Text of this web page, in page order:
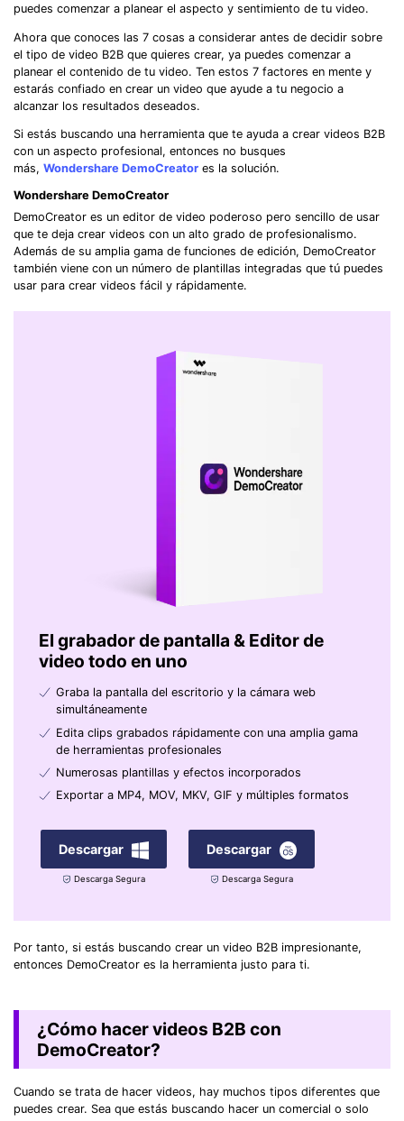
puedes comenzar a planear el aspecto y sentimiento de tu video.
Ahora que conoces las 7 cosas a considerar antes de decidir sobre
el tipo de video B2B que quieres crear, ya puedes comenzar a
planear el contenido de tu video. Ten estos 7 factores en mente y
estarás confiado en crear un video que ayude a tu negocio a
alcanzar los resultados deseados.
Si estás buscando una herramienta que te ayuda a crear videos B2B
con un aspecto profesional, entonces no busques
más, Wondershare DemoCreator es la solución.
Wondershare DemoCreator
DemoCreator es un editor de video poderoso pero sencillo de usar
que te deja crear videos con un alto grado de profesionalismo.
Además de su amplia gama de funciones de edición, DemoCreator
también viene con un número de plantillas integradas que tú puedes
usar para crear videos fácil y rápidamente.
El grabador de pantalla & Editor de
video todo en uno
Graba la pantalla del escritorio y la cámara web
simultáneamente
Edita clips grabados rápidamente con una amplia gama
de herramientas profesionales
Numerosas plantillas y efectos incorporados
Exportar a MP4, MOV, MKV, GIF y múltiples formatos
Descargar
Descarga Segura
Descargar
Descarga Segura
Por tanto, si estás buscando crear un video B2B impresionante,
entonces DemoCreator es la herramienta justo para ti.
¿Cómo hacer videos B2B con
DemoCreator?
Cuando se trata de hacer videos, hay muchos tipos diferentes que
puedes crear. Sea que estás buscando hacer un comercial o solo